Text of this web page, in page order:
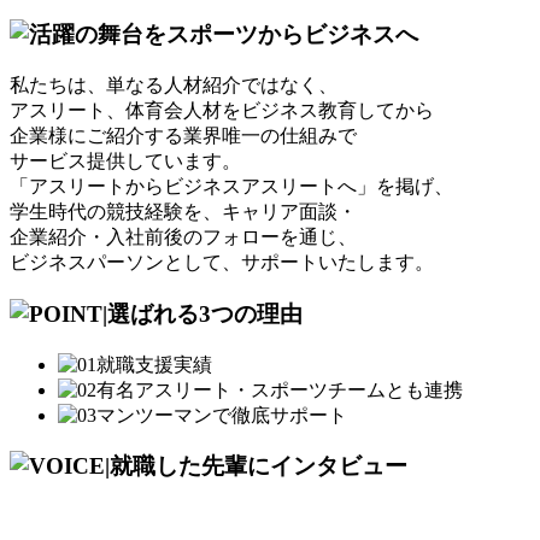
私たちは、単なる人材紹介ではなく、
アスリート、体育会人材をビジネス教育してから
企業様にご紹介する業界唯一の仕組みで
サービス提供しています。
「アスリートからビジネスアスリートへ」を掲げ、
学生時代の競技経験を、キャリア面談・
企業紹介・入社前後のフォローを通じ、
ビジネスパーソンとして、サポートいたします。